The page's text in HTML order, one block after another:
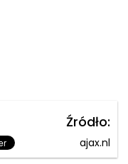
Źródło:
ajax.nl